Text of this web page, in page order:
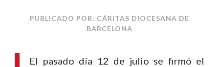
PUBLICADO POR: CÁRITAS DIOCESANA DE
BARCELONA
El pasado día 12 de julio se firmó el